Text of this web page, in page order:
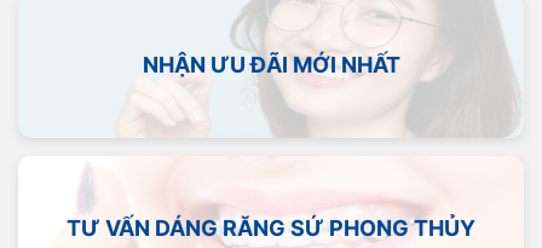
NHẬN ƯU ĐÃI MỚI NHẤT
TƯ VẤN DÁNG RĂNG SỨ PHONG THỦY